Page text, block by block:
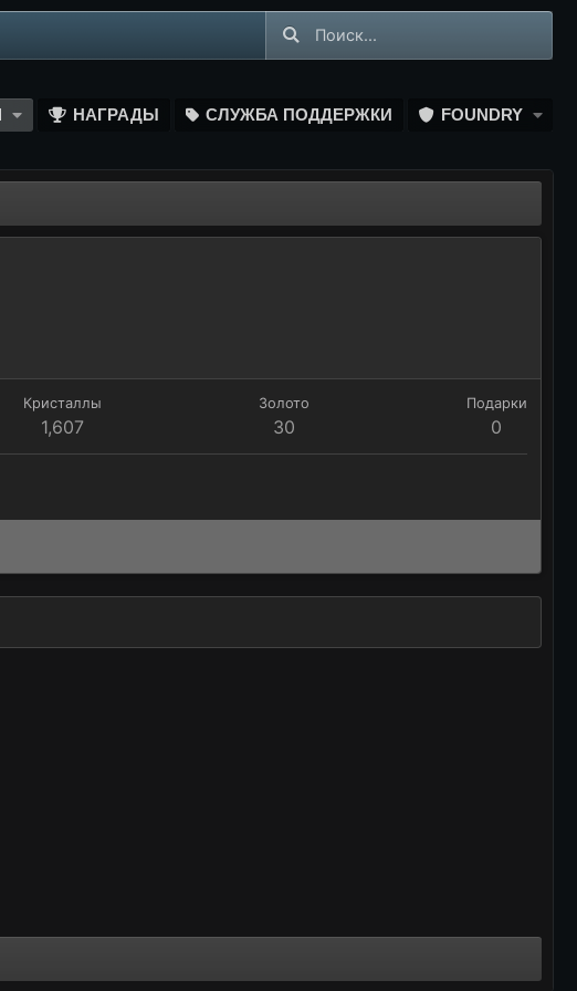
НАГРАДЫ СЛУЖБА ПОДДЕРЖКИ FOUNDRY
Кристаллы
1,607
Золото
30
Подарки
0